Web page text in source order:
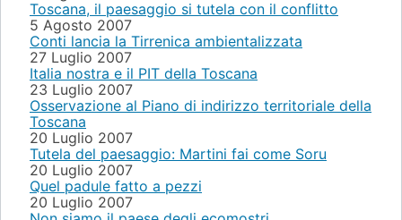
Toscana, il paesaggio si tutela con il conflitto
5 Agosto 2007
Conti lancia la Tirrenica ambientalizzata
27 Luglio 2007
Italia nostra e il PIT della Toscana
23 Luglio 2007
Osservazione al Piano di indirizzo territoriale della
Toscana
20 Luglio 2007
Tutela del paesaggio: Martini fai come Soru
20 Luglio 2007
Quel padule fatto a pezzi
20 Luglio 2007